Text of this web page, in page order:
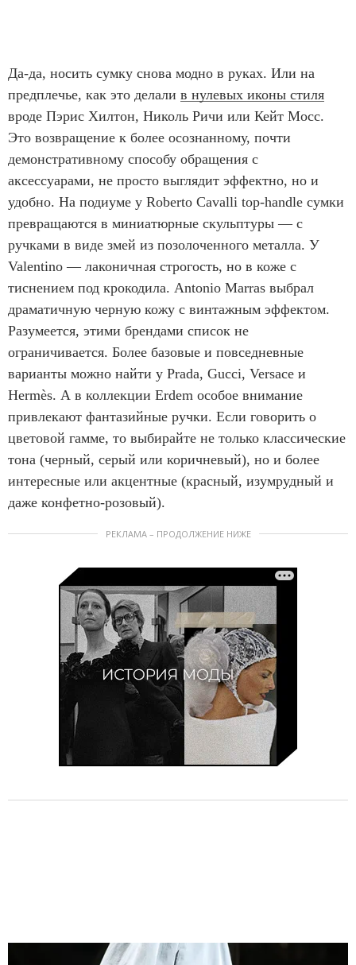
Да-да, носить сумку снова модно в руках. Или на
предплечье, как это делали в нулевых иконы стиля
вроде Пэрис Хилтон, Николь Ричи или Кейт Мосс.
Это возвращение к более осознанному, почти
демонстративному способу обращения с
аксессуарами, не просто выглядит эффектно, но и
удобно. На подиуме у Roberto Cavalli top-handle сумки
превращаются в миниатюрные скульптуры — с
ручками в виде змей из позолоченного металла. У
Valentino — лаконичная строгость, но в коже с
тиснением под крокодила. Antonio Marras выбрал
драматичную черную кожу с винтажным эффектом.
Разумеется, этими брендами список не
ограничивается. Более базовые и повседневные
варианты можно найти у Prada, Gucci, Versace и
Hermès. А в коллекции Erdem особое внимание
привлекают фантазийные ручки. Если говорить о
цветовой гамме, то выбирайте не только классические
тона (черный, серый или коричневый), но и более
интересные или акцентные (красный, изумрудный и
даже конфетно-розовый).
РЕКЛАМА – ПРОДОЛЖЕНИЕ НИЖЕ